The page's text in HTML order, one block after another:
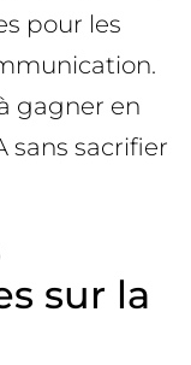
pour les
gagner en
sans sacrifier
sur la